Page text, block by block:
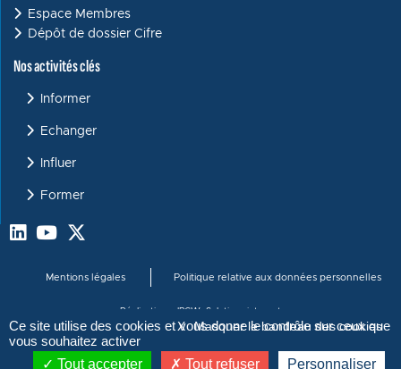
Espace Membres
Dépôt de dossier Cifre
Menu : Activités clés
Nos activités clés
Informer
Echanger
Influer
Former
Menu bas de page
Mentions légales Politique relative aux données personnelles
Réalisation : JPCW, Solutions internet
Ce site utilise des cookies et vous donne le contrôle sur ceux que
vous souhaitez activer
Tout accepter
Tout refuser Personnaliser
X Masquer le bandeau des cookies